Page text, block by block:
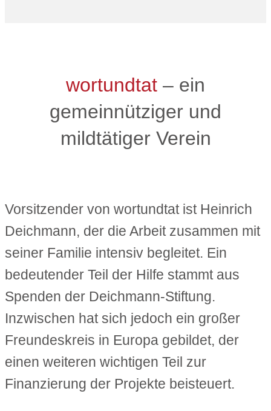
wortundtat – ein
gemeinnütziger und
mildtätiger Verein
Vorsitzender von wortundtat ist Heinrich
Deichmann, der die Arbeit zusammen mit
seiner Familie intensiv begleitet. Ein
bedeutender Teil der Hilfe stammt aus
Spenden der Deichmann-Stiftung.
Inzwischen hat sich jedoch ein großer
Freundeskreis in Europa gebildet, der
einen weiteren wichtigen Teil zur
Finanzierung der Projekte beisteuert.